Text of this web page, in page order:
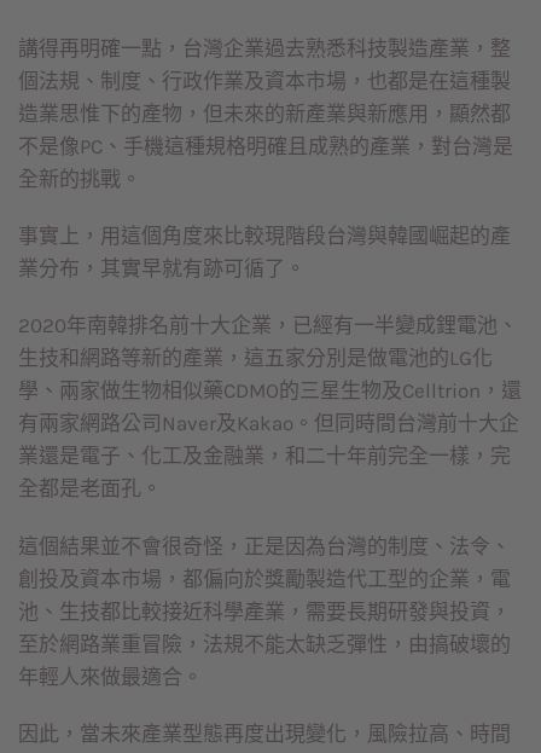
講得再明確一點，台灣企業過去熟悉科技製造產業，整
個法規、制度、行政作業及資本市場，也都是在這種製
造業思惟下的產物，但未來的新產業與新應用，顯然都
不是像PC、手機這種規格明確且成熟的產業，對台灣是
全新的挑戰。
事實上，用這個角度來比較現階段台灣與韓國崛起的產
業分布，其實早就有跡可循了。
2020年南韓排名前十大企業，已經有一半變成鋰電池、
生技和網路等新的產業，這五家分別是做電池的LG化
學、兩家做生物相似藥CDMO的三星生物及Celltrion，還
有兩家網路公司Naver及Kakao。但同時間台灣前十大企
業還是電子、化工及金融業，和二十年前完全一樣，完
全都是老面孔。
這個結果並不會很奇怪，正是因為台灣的制度、法令、
創投及資本市場，都偏向於獎勵製造代工型的企業，電
池、生技都比較接近科學產業，需要長期研發與投資，
至於網路業重冒險，法規不能太缺乏彈性，由搞破壞的
年輕人來做最適合。
因此，當未來產業型態再度出現變化，風險拉高、時間